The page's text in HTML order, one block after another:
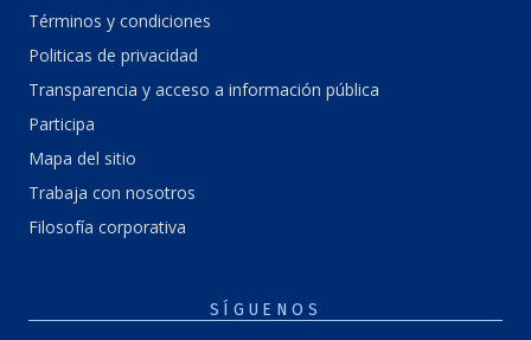
Términos y condiciones
Politicas de privacidad
Transparencia y acceso a información pública
Participa
Mapa del sitio
Trabaja con nosotros
Filosofía corporativa
SÍGUENOS